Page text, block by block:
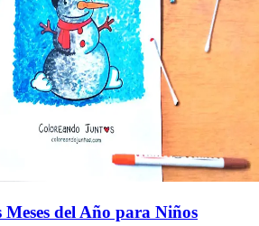
del Año para Niños